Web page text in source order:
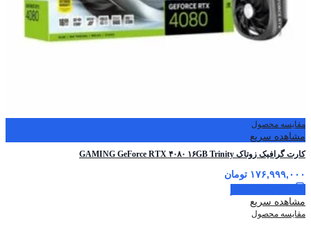
مقایسه محصول
مشاهده سریع
کارت گرافیک زوتاک GAMING GeForce RTX ۴۰۸۰ ۱۶GB Trinity
۱۷۶,۹۹۹,۰۰۰ تومان
مشاهده سریع
مقایسه محصول